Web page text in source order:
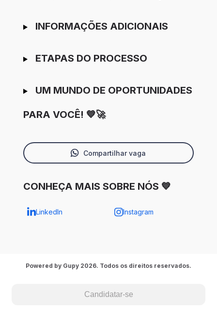
INFORMAÇÕES ADICIONAIS
ETAPAS DO PROCESSO
UM MUNDO DE OPORTUNIDADES
PARA VOCÊ! 💙🚀
Compartilhar vaga
CONHEÇA MAIS SOBRE NÓS 💙
LinkedIn Instagram
Candidatar-se
Powered by Gupy 2026. Todos os direitos reservados.